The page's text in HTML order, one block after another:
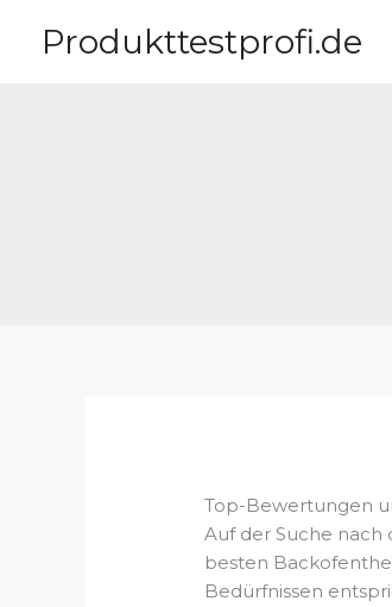
InhaltProdukttestprofi.de
Top-Bewertungen
Auf der Suche
besten
Bedürfnissen